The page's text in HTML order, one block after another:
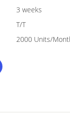
3 weeks
T/T
2000 Units/